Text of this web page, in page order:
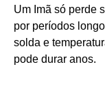
Um Imã só perde
por períodos
solda e
pode durar anos.